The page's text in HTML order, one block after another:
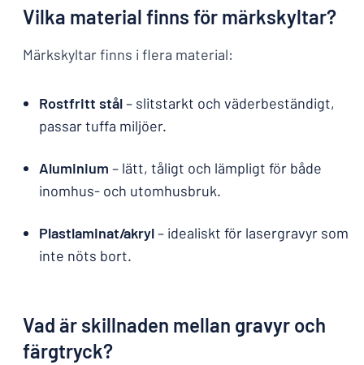
Vilka material finns för märkskyltar?
Märkskyltar finns i flera material:
Rostfritt stål– slitstarkt och väderbeständigt,
passar tuffa miljöer.
Aluminium – lätt, tåligt och lämpligt för både
inomhus- och utomhusbruk.
Plastlaminat/akryl– idealiskt för lasergravyr som
inte nöts bort.
Vad är skillnaden mellan gravyr och
färgtryck?